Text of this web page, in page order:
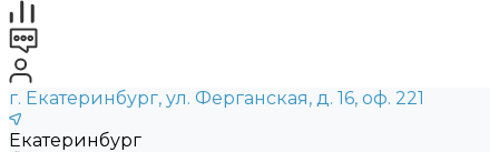
г. Екатеринбург, ул. Ферганская, д. 16, оф. 221
Екатеринбург